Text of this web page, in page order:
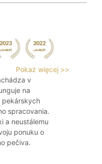
Pokaż więcej >>
v
na
pekárskych
spracovania.
a neustálemu
ponuku o
pečiva.